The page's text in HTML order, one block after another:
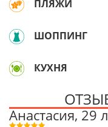
ПЛЯЖИ
ШОППИНГ
КУХНЯ
Анастасия, 29